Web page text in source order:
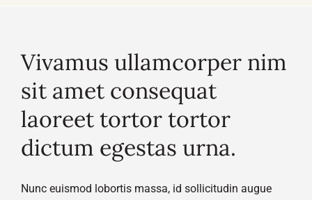
Vivamus ullamcorper nim
sit amet consequat
laoreet tortor tortor
dictum egestas urna.
Nunc euismod lobortis massa, id sollicitudin augue